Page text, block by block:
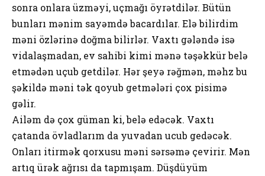
sonra onlara üzməyi, uçmağı öyrətdilər. Bütün
bunları mənim sayəmdə bacardılar. Elə bilirdim
məni özlərinə doğma bilirlər. Vaxtı gələndə isə
vidalaşmadan, ev sahibi kimi mənə təşəkkür belə
etmədən uçub getdilər. Hər şeyə rəğmən, məhz bu
şəkildə məni tək qoyub getmələri çox pisimə
gəlir.
Ailəm də çox güman ki, belə edəcək. Vaxtı
çatanda övladlarım da yuvadan ucub gedəcək.
Onları itirmək qorxusu məni sərsəmə çevirir. Mən
artıq ürək ağrısı da tapmışam. Düşdüyüm